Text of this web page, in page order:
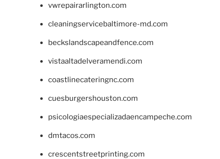
vwrepairarlington.com
cleaningservicebaltimore-md.com
beckslandscapeandfence.com
vistaaltadelveramendi.com
coastlinecateringnc.com
cuesburgershouston.com
psicologiaespecializadaencampeche.com
dmtacos.com
crescentstreetprinting.com